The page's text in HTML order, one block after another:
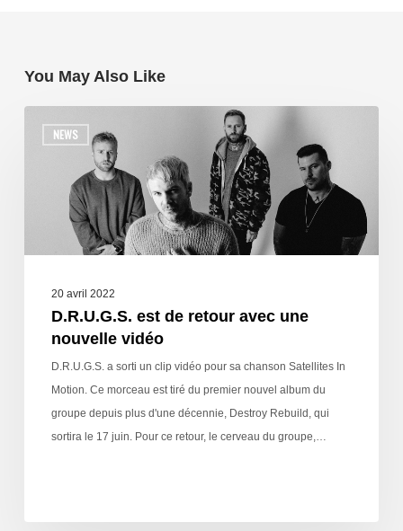
You May Also Like
NEWS
20 avril 2022
D.R.U.G.S. est de retour avec une
nouvelle vidéo
D.R.U.G.S. a sorti un clip vidéo pour sa chanson Satellites In
Motion. Ce morceau est tiré du premier nouvel album du
groupe depuis plus d'une décennie, Destroy Rebuild, qui
sortira le 17 juin. Pour ce retour, le cerveau du groupe,…